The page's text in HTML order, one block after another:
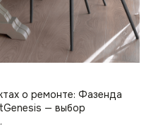
о ремонте: Фазенда
— выбор